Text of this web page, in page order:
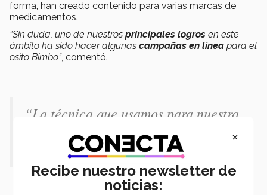
forma, han creado contenido para varias marcas de
medicamentos.
“Sin duda, uno de nuestros principales logros en este
ámbito ha sido hacer algunas campañas en línea para el
osito Bimbo”, comentó.
“La técnica que usamos para nuestra
serie de YouTube es el grafismo en
movimiento, es decir, el 2D”.
×
Recibe nuestro newsletter de
noticias: